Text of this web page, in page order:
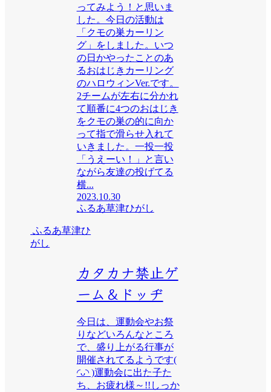
ってみよう！と思いま
した。今日の活動は
「クモの巣カーリン
グ」をしました。いつ
の日かやったことのあ
るおはじきカーリング
のハロウィンVer.です。
2チームが左右に分かれ
て順番に4つのおはじき
をクモの巣の的に向か
って指で滑らせ入れて
いきました。一投一投
「うえーい！」と言い
ながら友達の投げてる
横...
2023.10.30
ふるあ草津ひがし
ふるあ草津ひ
がし
カタカナ禁止ゲ
ーム＆ドッヂ
今日は、運動会やお祭
りなどいろんなところ
で、盛り上がる行事が
開催されてるようです(
◜ᴗ◝ )運動会に出た子た
ち、お疲れ様～!!しっか